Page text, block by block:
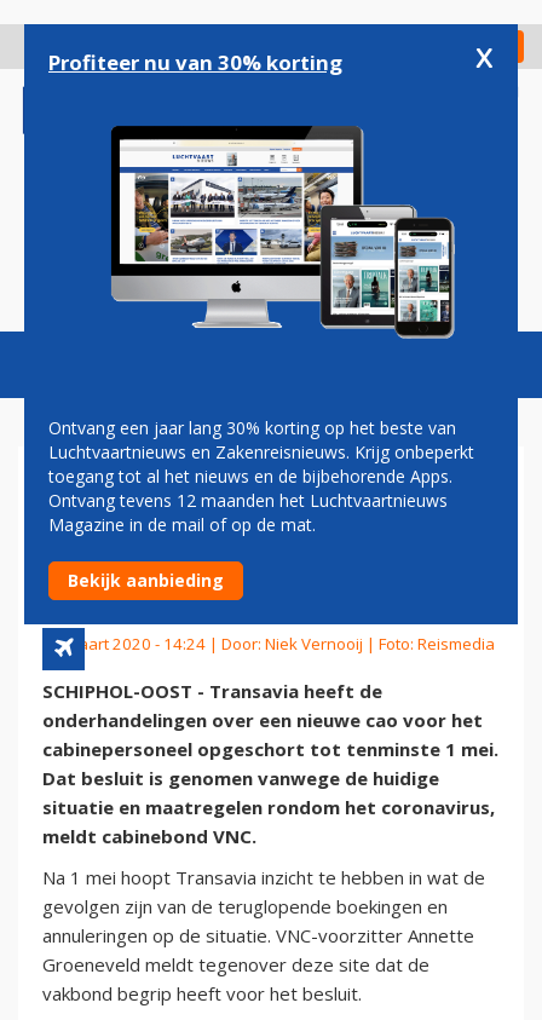
gaan
Check in
Magazine Podcasts Vacatures
VNC: CAO-
ONDERHANDELINGEN MET
TRANSAVIA OPGESCHORT
13 maart 2020 - 14:24 | Door: Niek Vernooij | Foto: Reismedia
SCHIPHOL-OOST - Transavia heeft de
onderhandelingen over een nieuwe cao voor het
cabinepersoneel opgeschort tot tenminste 1 mei.
Dat besluit is genomen vanwege de huidige
situatie en maatregelen rondom het coronavirus,
meldt cabinebond VNC.
Na 1 mei hoopt Transavia inzicht te hebben in wat de
gevolgen zijn van de teruglopende boekingen en
annuleringen op de situatie. VNC-voorzitter Annette
Groeneveld meldt tegenover deze site dat de
vakbond begrip heeft voor het besluit.
Profiteer nu van 30% korting x
Ontvang een jaar lang 30% korting op het beste van
Luchtvaartnieuws en Zakenreisnieuws. Krijg onbeperkt
toegang tot al het nieuws en de bijbehorende Apps.
Ontvang tevens 12 maanden het Luchtvaartnieuws
Magazine in de mail of op de mat.
Bekijk aanbieding